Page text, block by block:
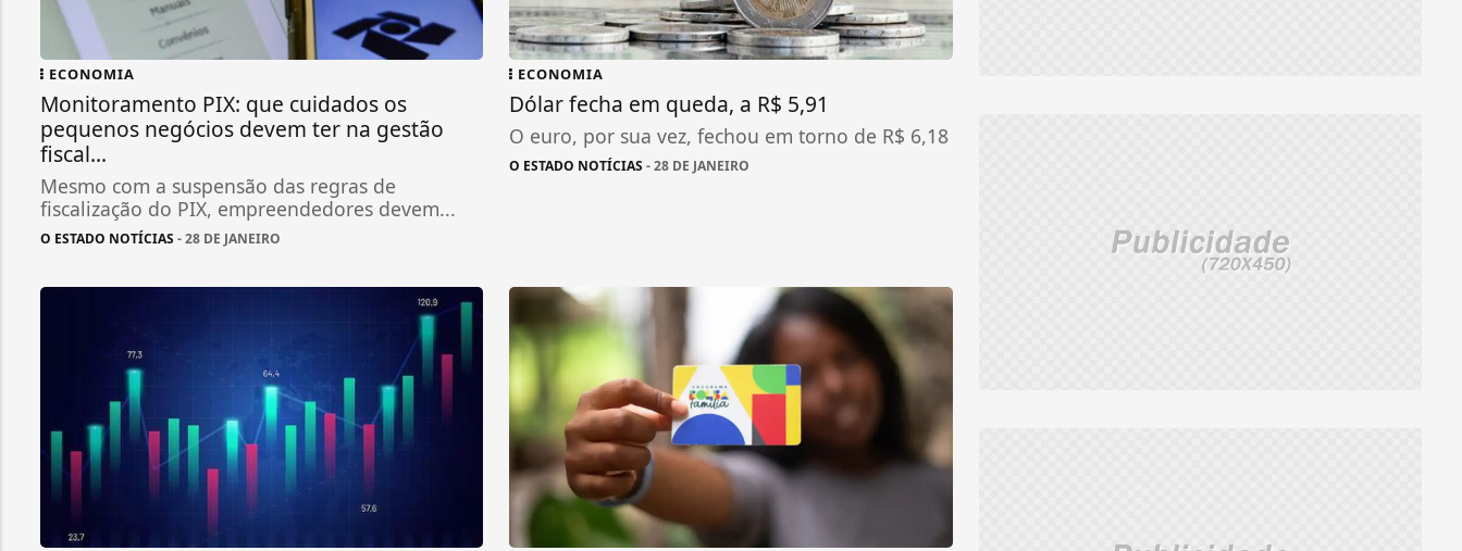
ECONOMIA
Monitoramento PIX: que cuidados os
pequenos negócios devem ter na gestão
fiscal...
Mesmo com a suspensão das regras de
fiscalização do PIX, empreendedores devem...
O ESTADO NOTÍCIAS - 28 DE JANEIRO
ECONOMIA
Dólar fecha em queda, a R$ 5,91
O euro, por sua vez, fechou em torno de R$ 6,18
O ESTADO NOTÍCIAS - 28 DE JANEIRO